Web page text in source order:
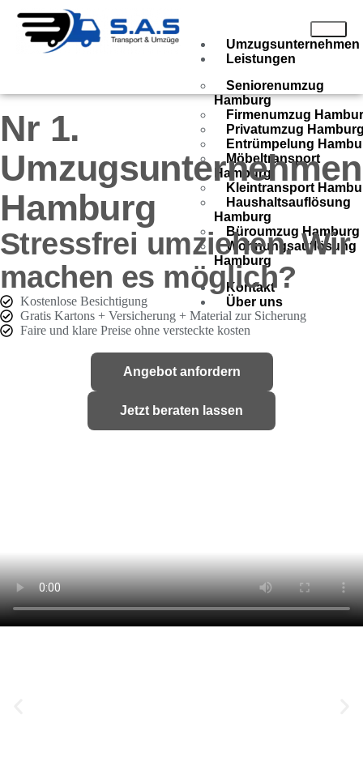
Umzugsunternehmen
Leistungen
Seniorenumzug
Hamburg
Firmenumzug
Privatumzug
Entrümpelung
Möbeltransport
Hamburg
Kleintransport
Haushaltsauflösung
Hamburg
Büroumzug Hamburg
Wohnungsauflösung
Hamburg
Kontakt
Über uns
Nr 1.
Umzugsunternehmen
Hamburg
Stressfrei umziehen. Wir
machen es möglich?
Kostenlose Besichtigung
Gratis Kartons + Versicherung + Material zur Sicherung
Faire und klare Preise ohne versteckte kosten
Angebot anfordern
Jetzt beraten lassen